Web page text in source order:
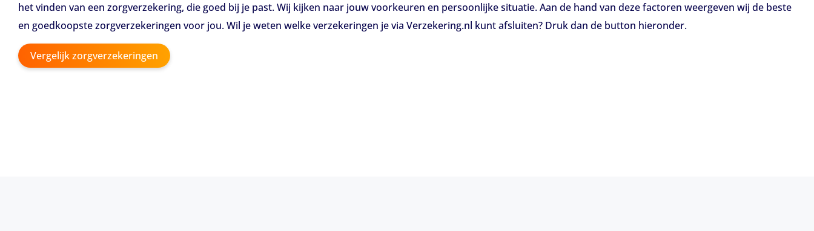
het vinden van een zorgverzekering, die goed bij je past. Wij kijken naar jouw voorkeuren en persoonlijke situatie. Aan de hand van deze factoren weergeven wij de beste
en goedkoopste zorgverzekeringen voor jou. Wil je weten welke verzekeringen je via Verzekering.nl kunt afsluiten? Druk dan de button hieronder.
Vergelijk zorgverzekeringen